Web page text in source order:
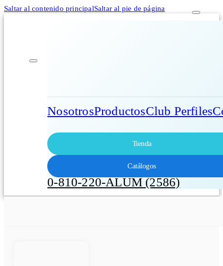
Saltar al contenido principalSaltar al pie de página
NosotrosProductosClub Perfiles
Tienda
Catálogos
0-810-220-ALUM (2586)